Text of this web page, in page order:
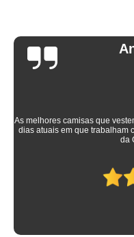
As melhores camisas que
dias atuais em que trabalham
da